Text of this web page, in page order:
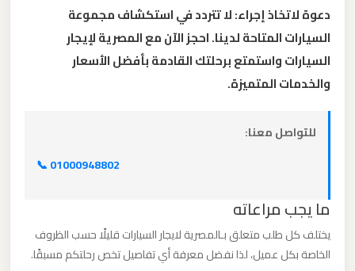
دعوة لاتخاذ إجراء: لا تتردد في استكشاف مجموعة
السيارات المتاحة لدينا. احجز الآن مع المصرية لإيجار
السيارات واستمتع برحلتك القادمة بأفضل الأسعار
والخدمات المتميزة.
للتواصل معنا:
📞 01000948802
ما يجب مراعاته
يختلف كل طلب متعلق بـالمصرية لايجار السيارات قليلًا حسب الظروف
الخاصة بكل عميل، لذا نفضل معرفة أي تفاصيل تخص رحلتكم مسبقًا.
ليموزين
مطار
العرب
الاسكندرية
العرب
اسكندرية